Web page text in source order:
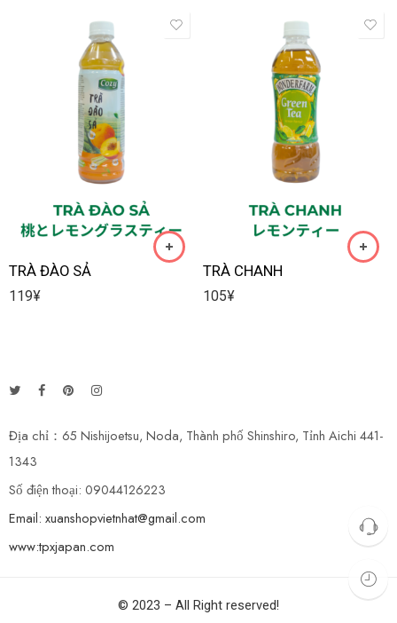
TRÀ ĐÀO SẢ
119¥
TRÀ CHANH
105¥
Địa chỉ：65 Nishijoetsu, Noda, Thành phố Shinshiro, Tỉnh Aichi 441-
1343
Số điện thoại: 09044126223
Email: xuanshopvietnhat@gmail.com
www:tpxjapan.com
© 2023 – All Right reserved!